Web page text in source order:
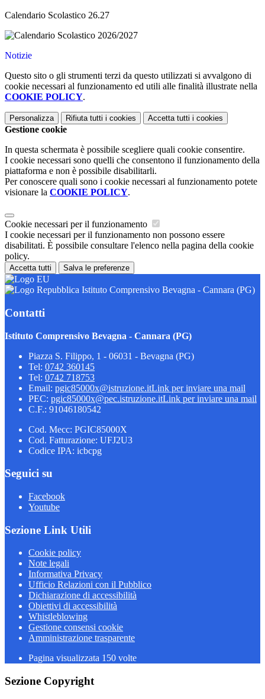
Calendario Scolastico 26.27
Notizie
Questo sito o gli strumenti terzi da questo utilizzati si avvalgono di
cookie necessari al funzionamento ed utili alle finalità illustrate nella
COOKIE POLICY.
Personalizza Rifiuta tutti i cookies Accetta tutti i cookies
Gestione cookie
In questa schermata è possibile scegliere quali cookie consentire.
I cookie necessari sono quelli che consentono il funzionamento della
piattaforma e non è possibile disabilitarli.
Per conoscere quali sono i cookie necessari al funzionamento potete
visionare la COOKIE POLICY.
Cookie necessari per il funzionamento
I cookie necessari per il funzionamento non possono essere
disabilitati. È possibile consultare l'elenco nella pagina della cookie
policy.
Accetta tutti Salva le preferenze
Istituto Comprensivo Bevagna - Cannara (PG)
Contatti
Istituto Comprensivo Bevagna - Cannara (PG)
Piazza S. Filippo, 1 - 06031 - Bevagna (PG)
Tel: 0742 360145
Tel: 0742 718753
Email: pgic85000x@istruzione.itLink per inviare una mail
PEC: pgic85000x@pec.istruzione.itLink per inviare una mail
C.F.: 91046180542
Cod. Mecc: PGIC85000X
Cod. Fatturazione: UFJ2U3
Codice IPA: icbcpg
Seguici su
Facebook
Youtube
Sezione Link Utili
Cookie policy
Note legali
Informativa Privacy
Ufficio Relazioni con il Pubblico
Dichiarazione di accessibilità
Obiettivi di accessibilità
Whistleblowing
Gestione consensi cookie
Amministrazione trasparente
Pagina visualizzata 150 volte
Sezione Copyright